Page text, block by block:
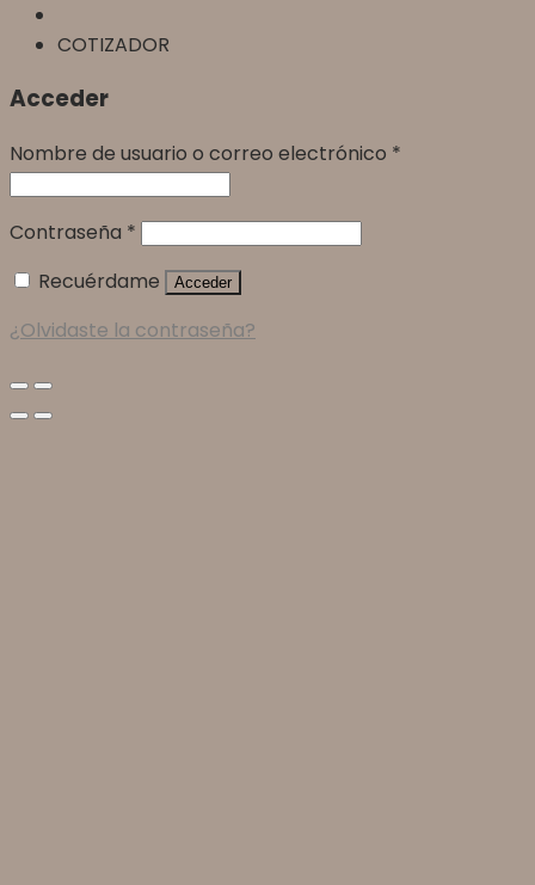
COTIZADOR
Acceder
Nombre de usuario o correo electrónico *
Contraseña *
Recuérdame
Acceder
¿Olvidaste la contraseña?